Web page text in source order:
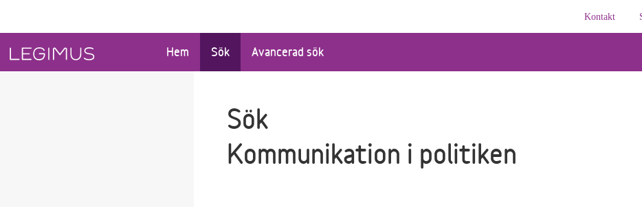
Kontakt
Hem Sök Avancerad sök
Sök
Kommunikation i politiken